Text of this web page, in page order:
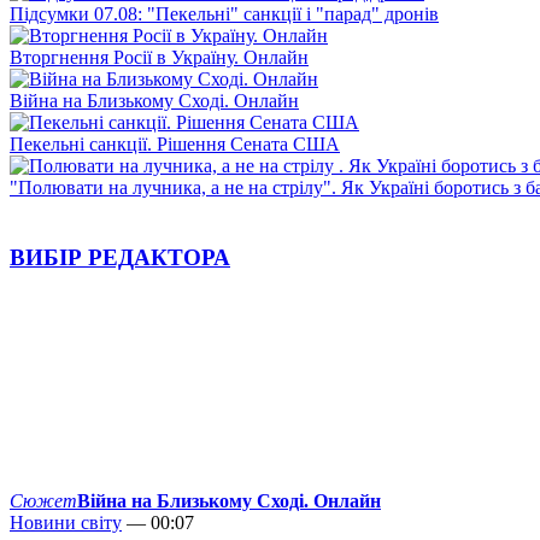
Підсумки 07.08: "Пекельні" санкції і "парад" дронів
Вторгнення Росії в Україну. Онлайн
Війна на Близькому Сході. Онлайн
Пекельні санкції. Рішення Сената США
"Полювати на лучника, а не на стрілу". Як Україні боротись з
ВИБІР РЕДАКТОРА
СюжетВійна на Близькому Сході. Онлайн
Новини світу — 00:07